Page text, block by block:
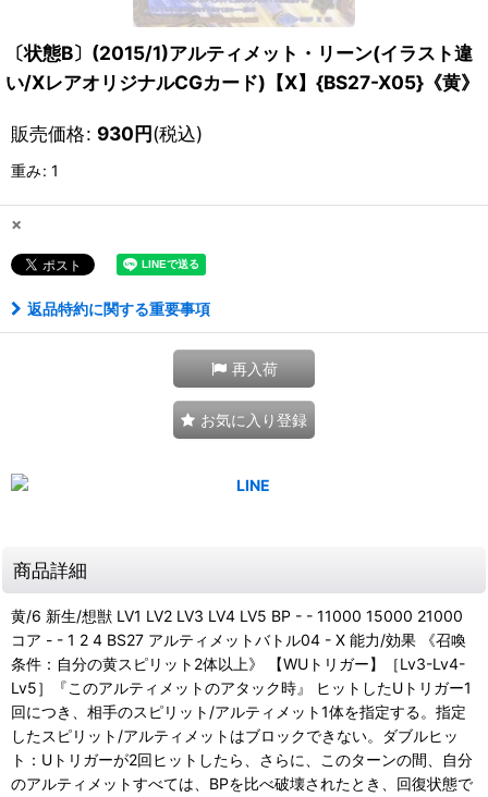
〔状態B〕(2015/1)アルティメット・リーン(イラスト違
い/XレアオリジナルCGカード)【X】{BS27-X05}《黄》
販売価格: 930円(税込)
重み: 1
×
返品特約に関する重要事項
再入荷
お気に入り登録
商品詳細
黄/6 新生/想獣 LV1 LV2 LV3 LV4 LV5 BP - - 11000 15000 21000
コア - - 1 2 4 BS27 アルティメットバトル04 - X 能力/効果 《召喚
条件：自分の黄スピリット2体以上》 【WUトリガー】［Lv3-Lv4-
Lv5］『このアルティメットのアタック時』 ヒットしたUトリガー1
回につき、相手のスピリット/アルティメット1体を指定する。指定
したスピリット/アルティメットはブロックできない。ダブルヒッ
ト：Uトリガーが2回ヒットしたら、さらに、このターンの間、自分
のアルティメットすべては、BPを比べ破壊されたとき、回復状態で